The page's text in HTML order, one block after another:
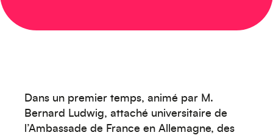
Dans un premier temps, animé par M.
Bernard Ludwig, attaché universitaire de
l’Ambassade de France en Allemagne, des